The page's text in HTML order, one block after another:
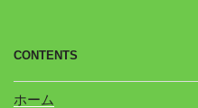
CONTENTS
ホーム